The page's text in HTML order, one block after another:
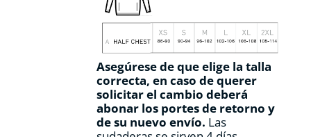
Asegúrese de que elige la talla
correcta, en caso de querer
solicitar el cambio deberá
abonar los portes de retorno y
de su nuevo envío. Las